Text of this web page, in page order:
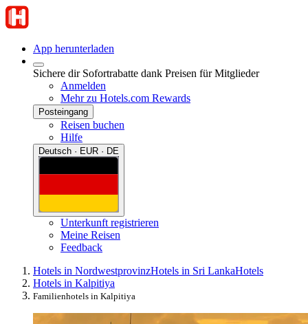
App herunterladen
Sichere dir Sofortrabatte dank Preisen für Mitglieder
Anmelden
Mehr zu Hotels.com Rewards
Posteingang
Reisen buchen
Hilfe
Deutsch · EUR · DE
Unterkunft registrieren
Meine Reisen
Feedback
Hotels in NordwestprovinzHotels in Sri LankaHotels
Hotels in Kalpitiya
Familienhotels in Kalpitiya